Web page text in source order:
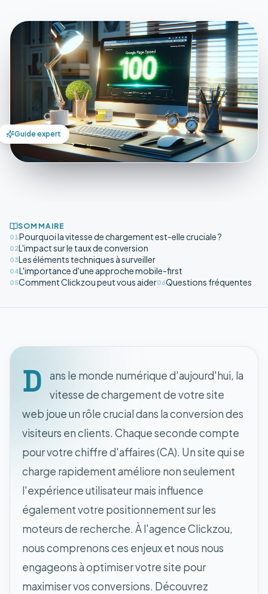
Guide expert
SOMMAIRE
01Pourquoi la vitesse de chargement est-elle cruciale ?
02L'impact sur le taux de conversion
03Les éléments techniques à surveiller
04L'importance d'une approche mobile-first
05Comment Clickzou peut vous aider06Questions fréquentes
D
ans le monde numérique d'aujourd'hui, la
vitesse de chargement de votre site
web joue un rôle crucial dans la conversion des
visiteurs en clients. Chaque seconde compte
pour votre chiffre d'affaires (CA). Un site qui se
charge rapidement améliore non seulement
l'expérience utilisateur mais influence
également votre positionnement sur les
moteurs de recherche. À l'agence Clickzou,
nous comprenons ces enjeux et nous nous
engageons à optimiser votre site pour
maximiser vos conversions. Découvrez